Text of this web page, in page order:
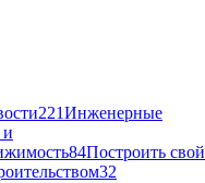
221Инженерные
84Построить свой
32